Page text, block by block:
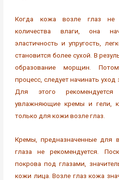
Когда кожа возле глаз не
количества влаги, она
эластичность и упругость,
становится более сухой. В
образование морщин.
процесс, следует начинать
Для этого рекомендуется
увлажняющие кремы и гели,
только для кожи возле глаз.
Кремы, предназначенные для
глаза не рекомендуется.
покрова под глазами,
кожи лица. Возле глаз кожа